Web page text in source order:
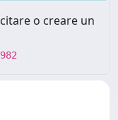
o creare un